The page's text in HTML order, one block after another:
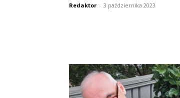
Redaktor - 3 października 2023